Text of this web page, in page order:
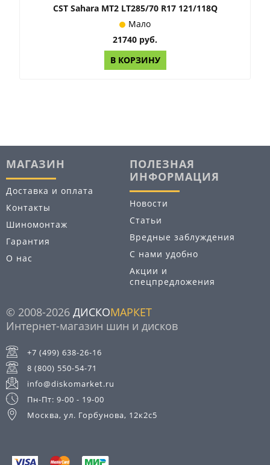
CST Sahara MT2 LT285/70 R17 121/118Q
Мало
21740 руб.
В КОРЗИНУ
МАГАЗИН
Доставка и оплата
Контакты
Шиномонтаж
Гарантия
О нас
ПОЛЕЗНАЯ
ИНФОРМАЦИЯ
Новости
Статьи
Вредные заблуждения
С нами удобно
Акции и
спецпредложения
© 2008-2026 ДИСКОМАРКЕТ
Интернет-магазин шин и дисков
+7 (499) 638-26-16
8 (800) 550-54-71
info@diskomarket.ru
Пн-Пт: 9-00 - 19-00
Москва, ул. Горбунова, 12к2с5